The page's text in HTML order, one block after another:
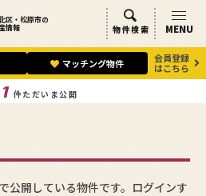
区・松原市の
情報 物件検索 MENU
マッチング物件
会員登録
はこちら
件ただいま公開
公開している物件です。ログインす